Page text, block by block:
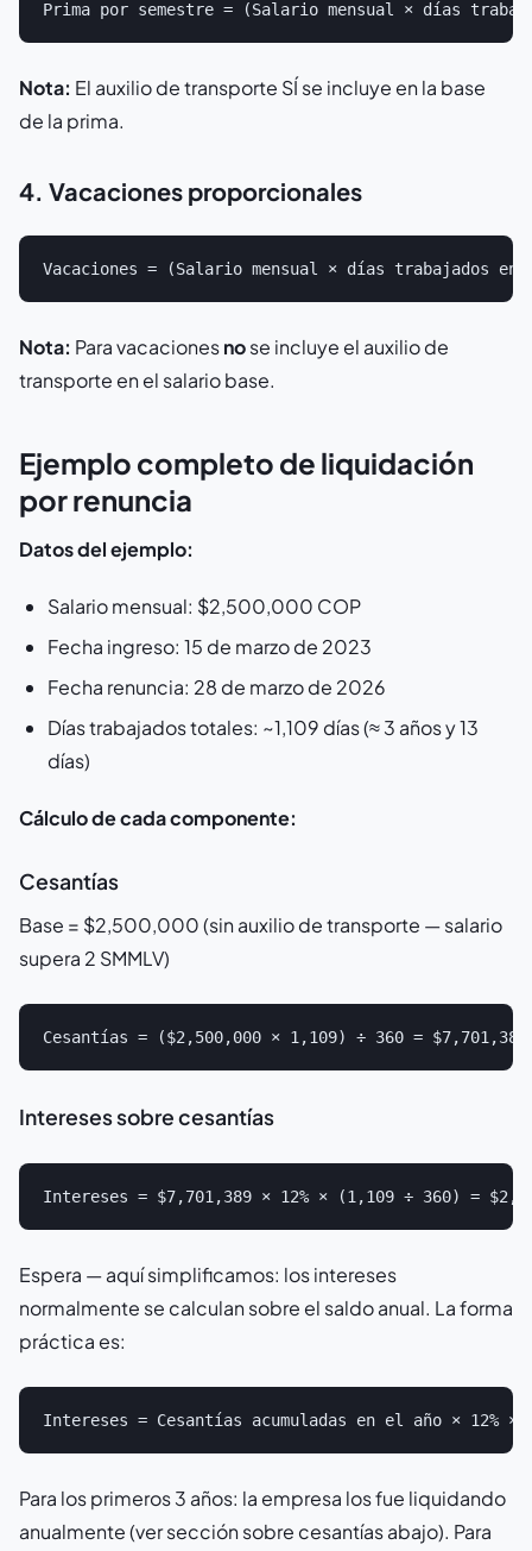
Nota: El auxilio de transporte SÍ se incluye en la base
de la prima.
4. Vacaciones proporcionales
Nota: Para vacacionesnose incluye el auxilio de
transporte en el salario base.
Ejemplo completo de liquidación
por renuncia
Datos del ejemplo:
Salario mensual: $2,500,000 COP
Fecha ingreso: 15 de marzo de 2023
Fecha renuncia: 28 de marzo de 2026
Días trabajados totales: ~1,109 días (≈ 3 años y 13
días)
Cálculo de cada componente:
Cesantías
Base = $2,500,000 (sin auxilio de transporte — salario
supera 2 SMMLV)
Intereses sobre cesantías
Espera — aquí simplificamos: los intereses
normalmente se calculan sobre el saldo anual. La forma
práctica es:
Para los primeros 3 años: la empresa los fue liquidando
anualmente (ver sección sobre cesantías abajo). Para